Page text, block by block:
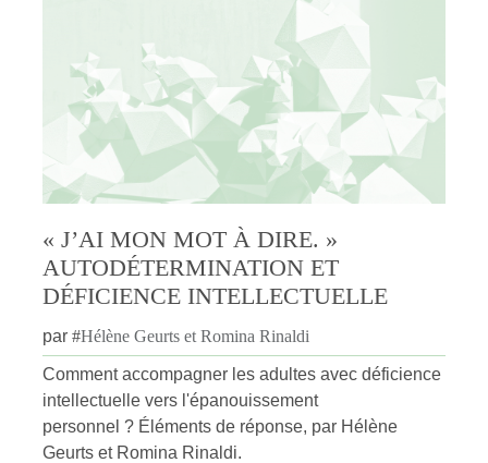
« J’AI MON MOT À DIRE. »
AUTODÉTERMINATION ET
DÉFICIENCE INTELLECTUELLE
par #Hélène Geurts et Romina Rinaldi
Comment accompagner les adultes avec déficience
intellectuelle vers l'épanouissement
personnel ? Éléments de réponse, par Hélène
Geurts et Romina Rinaldi.